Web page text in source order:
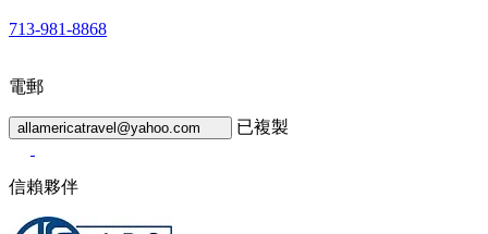
713-981-8868
電郵
allamericatravel@yahoo.com 已複製
信賴夥伴